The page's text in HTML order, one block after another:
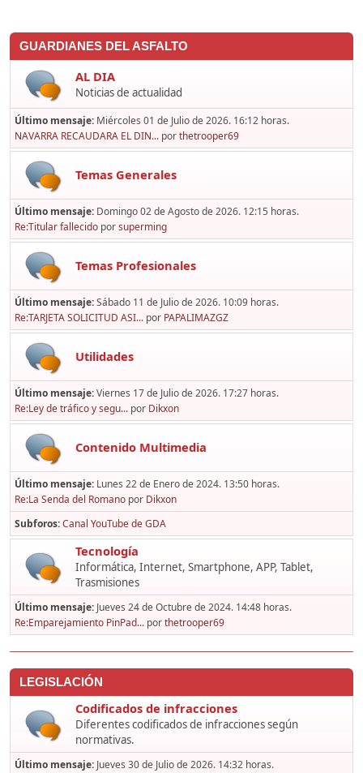
GUARDIANES DEL ASFALTO
AL DIA
Noticias de actualidad
Último mensaje: Miércoles 01 de Julio de 2026. 16:12 horas.
NAVARRA RECAUDARA EL DIN... porthetrooper69
Temas Generales
Último mensaje: Domingo 02 de Agosto de 2026. 12:15 horas.
Re:Titular fallecido porsuperming
Temas Profesionales
Último mensaje:Sábado 11 de Julio de 2026. 10:09 horas.
Re:TARJETA SOLICITUD ASI... por PAPALIMAZGZ
Utilidades
Último mensaje:Viernes 17 de Julio de 2026. 17:27 horas.
Re:Ley de tráfico y segu... por Dikxon
Contenido Multimedia
Último mensaje: Lunes 22 de Enero de 2024. 13:50 horas.
Re:La Senda del Romano por Dikxon
Subforos Canal YouTube de GDA
Tecnología
Informática, Internet, Smartphone, APP, Tablet,
Trasmisiones
Último mensaje: Jueves 24 de Octubre de 2024. 14:48 horas.
Re:Emparejamiento PinPad... porthetrooper69
LEGISLACIÓN
Codificados de infracciones
Diferentes codificados de infracciones según
normativas.
Último mensaje: Jueves 30 de Julio de 2026. 14:32 horas.